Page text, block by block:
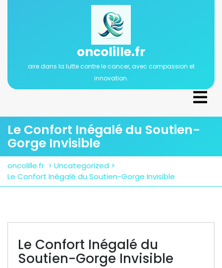
oncolille.fr
aire dans la lutte contre le cancer, avec compassion et
innovation.
Le Confort Inégalé du Soutien-
Gorge Invisible
oncolille.fr > Uncategorized >
Le Confort Inégalé du Soutien-Gorge Invisible
Le Confort Inégalé du
Soutien-Gorge Invisible